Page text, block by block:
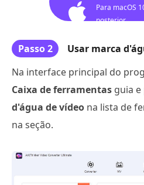
Para macOS
posterior
Passo 2
Usar marca
Na interface principal do
Caixa de ferramentas guia
d'água de vídeo na lista de
na seção.